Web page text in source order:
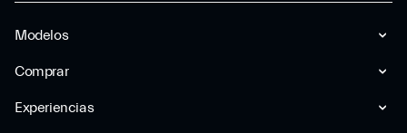
Modelos
Comprar
Experiencias